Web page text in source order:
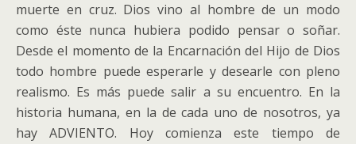
muerte en cruz. Dios vino al hombre de un modo
como éste nunca hubiera podido pensar o soñar.
Desde el momento de la Encarnación del Hijo de Dios
todo hombre puede esperarle y desearle con pleno
realismo. Es más puede salir a su encuentro. En la
historia humana, en la de cada uno de nosotros, ya
hay ADVIENTO. Hoy comienza este tiempo de